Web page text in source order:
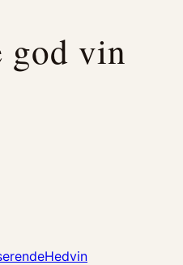
god vin
Hedvin